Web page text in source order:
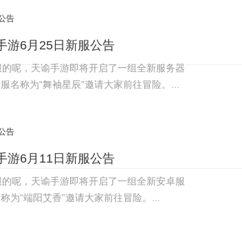
游6月25日新服公告
呢，天谕手游即将开启了一组全新服务器
称为“舞袖星辰”邀请大家前往冒险。...
游6月11日新服公告
呢，天谕手游即将开启了一组全新安卓服
“端阳艾香”邀请大家前往冒险。...